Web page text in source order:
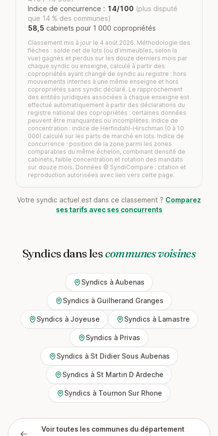
Indice de concurrence : 14/100 (plus disputé
que 14 % des communes)
58,5 cabinets pour 1 000 copropriétés
Classement mis à jour le 4 août 2026. Méthodologie des
flèches : solde net de lots (ou d'immeubles, selon la
vue) gagnés et perdus sur les douze derniers mois par
chaque syndic ou enseigne, calculé à partir des
copropriétés ayant changé de syndic au registre : hors
mouvements internes à une même enseigne et hors
copropriétés sans syndic déclaré. Le rapprochement
des entités juridiques associées à chaque enseigne est
effectué automatiquement à partir des déclarations du
registre national des copropriétés : certaines données
peuvent être manquantes ou incomplètes. Indice de
concentration : indice de Herfindahl-Hirschman (0 à 10
000) calculé sur les parts de marché en lots. Indice de
concurrence : position de la zone parmi les zones
comparables du même échelon, combinant densité de
cabinets, faible concentration et rotation des mandats
sur douze mois. Données © SyndiCompare : citation et
reproduction autorisées avec lien vers cette page.
Votre syndic actuel est dans ce classement ? Comparez
ses tarifs avec ses concurrents
Syndics dans lescommunes voisines
Syndics à Aubenas
Syndics à Guilherand Granges
Syndics à Joyeuse Syndics à Lamastre
Syndics à Privas
Syndics à St Didier Sous Aubenas
Syndics à St Martin D Ardeche
Syndics à Tournon Sur Rhone
Voir toutes les communes du département